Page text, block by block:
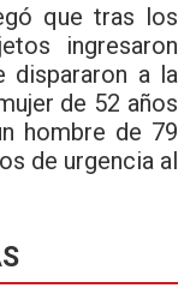
que tras los
ingresaron
dispararon a la
de 52 años
hombre de 79
de urgencia al